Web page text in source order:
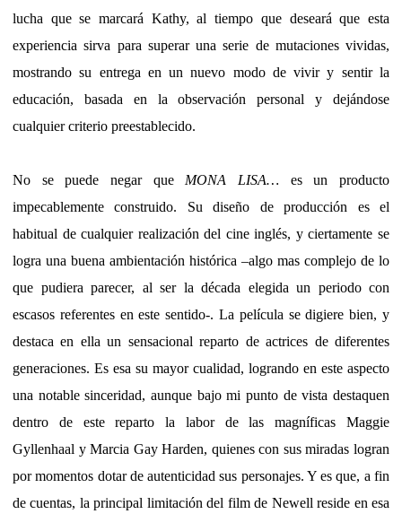
lucha que se marcará Kathy, al tiempo que deseará que esta
experiencia sirva para superar una serie de mutaciones vividas,
mostrando su entrega en un nuevo modo de vivir y sentir la
educación, basada en la observación personal y dejándose
cualquier criterio preestablecido.
No se puede negar que MONA LISA… es un producto
impecablemente construido. Su diseño de producción es el
habitual de cualquier realización del cine inglés, y ciertamente se
logra una buena ambientación histórica –algo mas complejo de lo
que pudiera parecer, al ser la década elegida un periodo con
escasos referentes en este sentido-. La película se digiere bien, y
destaca en ella un sensacional reparto de actrices de diferentes
generaciones. Es esa su mayor cualidad, logrando en este aspecto
una notable sinceridad, aunque bajo mi punto de vista destaquen
dentro de este reparto la labor de las magníficas Maggie
Gyllenhaal y Marcia Gay Harden, quienes con sus miradas logran
por momentos dotar de autenticidad sus personajes. Y es que, a fin
de cuentas, la principal limitación del film de Newell reside en esa